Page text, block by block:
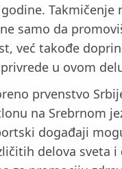
Takmičenje
samo da
već takođe
u ovom
prvenstvo
na Srebrnom
događaji
delova sveta i